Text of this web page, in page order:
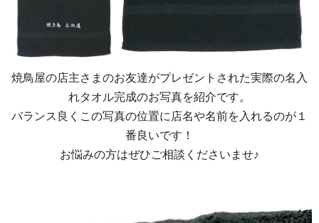
焼鳥屋の店主さまのお友達がプレゼントされた実際の名入
れタオル完成のお写真を紹介です。
バランス良くこの写真の位置に店名や名前を入れるのが１
番良いです！
お悩みの方はぜひご相談くださいませ♪